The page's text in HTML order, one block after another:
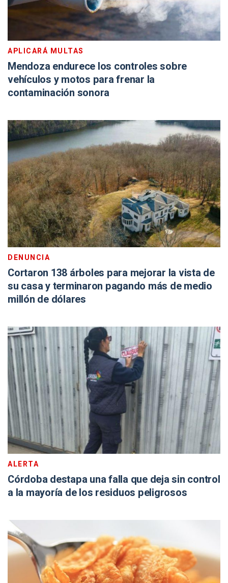
APLICARÁ MULTAS
Mendoza endurece los controles sobre
vehículos y motos para frenar la
contaminación sonora
DENUNCIA
Cortaron 138 árboles para mejorar la vista de
su casa y terminaron pagando más de medio
millón de dólares
ALERTA
Córdoba destapa una falla que deja sin control
a la mayoría de los residuos peligrosos